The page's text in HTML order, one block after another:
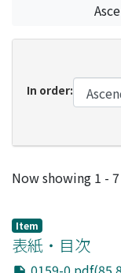
In order:
Recent
Now showing 1 -
Item
表紙・目次